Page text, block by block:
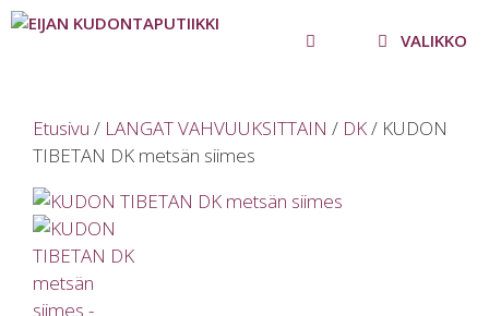
Siirry
sisältöön
VALIKKO
Etusivu / LANGAT VAHVUUKSITTAIN / DK/ KUDON
TIBETAN DK metsän siimes